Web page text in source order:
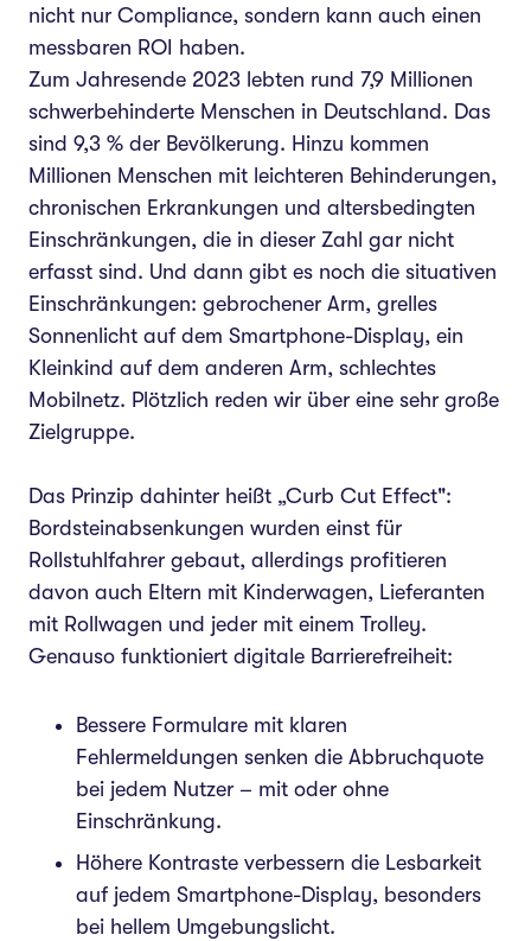
nicht nur Compliance, sondern kann auch einen
messbaren ROI haben.
Zum Jahresende 2023 lebten rund 7,9 Millionen
schwerbehinderte Menschen in Deutschland. Das
sind 9,3 % der Bevölkerung. Hinzu kommen
Millionen Menschen mit leichteren Behinderungen,
chronischen Erkrankungen und altersbedingten
Einschränkungen, die in dieser Zahl gar nicht
erfasst sind. Und dann gibt es noch die situativen
Einschränkungen: gebrochener Arm, grelles
Sonnenlicht auf dem Smartphone-Display, ein
Kleinkind auf dem anderen Arm, schlechtes
Mobilnetz. Plötzlich reden wir über eine sehr große
Zielgruppe.
Das Prinzip dahinter heißt „Curb Cut Effect":
Bordsteinabsenkungen wurden einst für
Rollstuhlfahrer gebaut, allerdings profitieren
davon auch Eltern mit Kinderwagen, Lieferanten
mit Rollwagen und jeder mit einem Trolley.
Genauso funktioniert digitale Barrierefreiheit:
Bessere Formulare mit klaren
Fehlermeldungen senken die Abbruchquote
bei jedem Nutzer – mit oder ohne
Einschränkung.
Höhere Kontraste verbessern die Lesbarkeit
auf jedem Smartphone-Display, besonders
bei hellem Umgebungslicht.